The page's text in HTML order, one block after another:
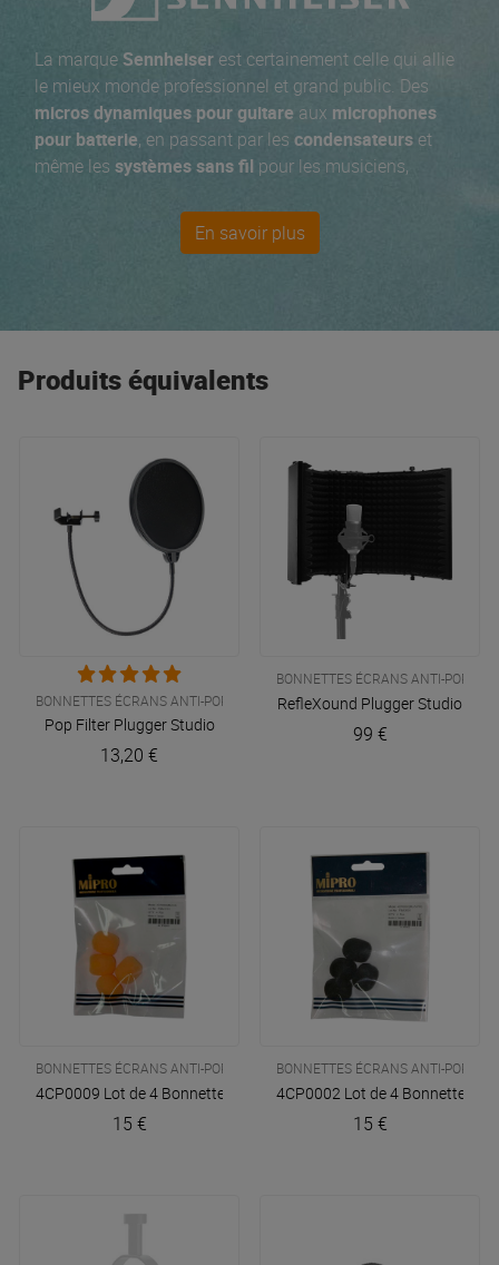
La marque Sennheiser est certainement celle qui allie
le mieux monde professionnel et grand public. Des
micros dynamiques pour guitare aux microphones
pour batterie, en passant par les condensateurs et
même les systèmes sans fil pour les musiciens,
micros pour instruments. Depuis les
la série E, la série haut de gamme des
microsXSW, lecasque DJHD 25 et pour les
En savoir plus
Produits équivalents
BONNETTES ÉCRANS ANTI-POPS
Pop Filter Plugger Studio
13,20 €
BONNETTES ÉCRANS ANTI-POPS
RefleXound Plugger Studio
99 €
BONNETTES ÉCRANS ANTI-POPS
4CP0009 Lot de 4 Bonnettes pour Micro MU 53 HNSMipro
15 €
BONNETTES ÉCRANS ANTI-POPS
4CP0002 Lot de 4 Bonnettes
15 €